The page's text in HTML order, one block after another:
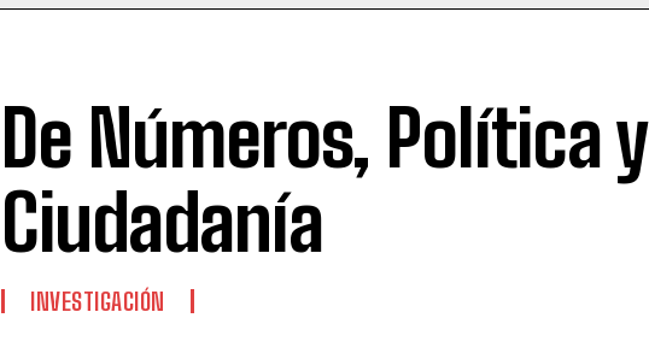
De Números, Política y
Ciudadanía
INVESTIGACIÓN